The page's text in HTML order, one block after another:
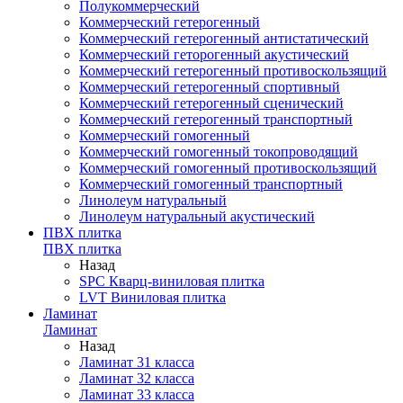
Полукоммерческий
Коммерческий гетерогенный
Коммерческий гетерогенный антистатический
Коммерческий геторогенный акустический
Коммерческий гетерогенный противоскользящий
Коммерческий гетерогенный спортивный
Коммерческий гетерогенный сценический
Коммерческий гетерогенный транспортный
Коммерческий гомогенный
Коммерческий гомогенный токопроводящий
Коммерческий гомогенный противоскользящий
Коммерческий гомогенный транспортный
Линолеум натуральный
Линолеум натуральный акустический
ПВХ плитка
ПВХ плитка
Назад
SPC Кварц-виниловая плитка
LVT Виниловая плитка
Ламинат
Ламинат
Назад
Ламинат 31 класса
Ламинат 32 класса
Ламинат 33 класса